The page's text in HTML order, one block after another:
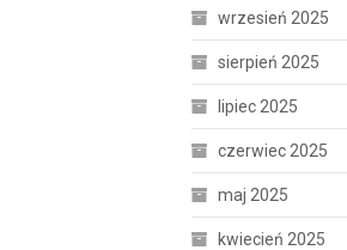
wrzesień 2025
sierpień 2025
lipiec 2025
czerwiec 2025
maj 2025
kwiecień 2025